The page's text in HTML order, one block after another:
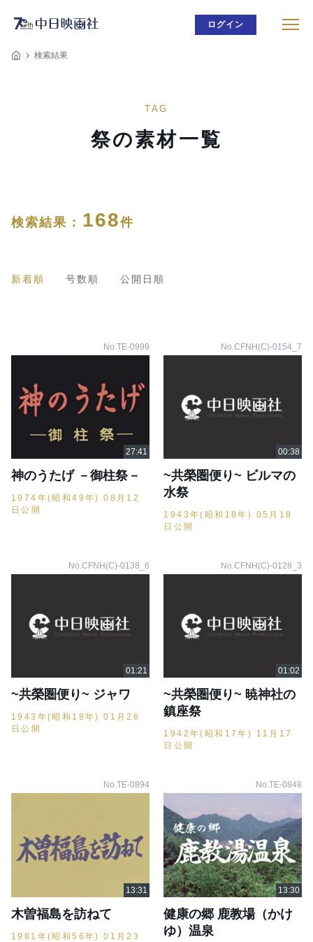
ログイン
検索結果
TAG
祭の素材一覧
検索結果 : 168件
新着順 号数順 公開日順
No.TE-0999
神のうたげ －御柱祭－
1974年(昭和49年) 08月12
日公開
No.CFNH(C)-0154_7
~共榮圏便り~ ビルマの
水祭
1943年(昭和18年) 05月18
日公開
No.CFNH(C)-0138_6
~共榮圏便り~ ジャワ
1943年(昭和18年) 01月26
日公開
No.CFNH(C)-0128_3
~共榮圏便り~ 暁神社の
鎮座祭
1942年(昭和17年) 11月17
日公開
No.TE-0894
木曽福島を訪ねて
1981年(昭和56年) 01月23
No.TE-0848
健康の郷 鹿教場（かけ
ゆ）温泉